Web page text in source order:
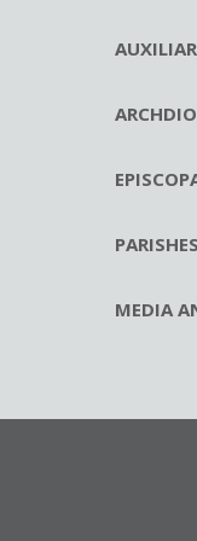
PARISHES
MEDIA